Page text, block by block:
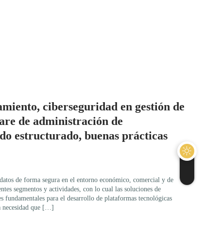
ciberseguridad en gestión de
de administración de
estructurado, buenas prácticas
de forma segura en el entorno económico, comercial y de
segmentos y actividades, con lo cual las soluciones de
fundamentales para el desarrollo de plataformas tecnológicas
necesidad que […]